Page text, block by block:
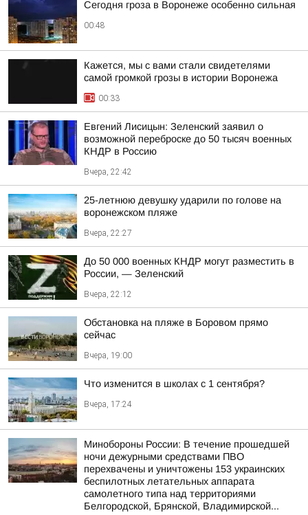
Сегодня гроза в Воронеже особенно сильная
00:48
Кажется, мы с вами стали свидетелями
самой громкой грозы в истории Воронежа
00:33
Евгений Лисицын: Зеленский заявил о
возможной переброске до 50 тысяч военных
КНДР в Россию
Вчера, 22:42
25-летнюю девушку ударили по голове на
воронежском пляже
Вчера, 22:27
До 50 000 военных КНДР могут разместить в
России, — Зеленский
Вчера, 22:12
Обстановка на пляже в Боровом прямо
сейчас
Вчера, 19:00
Что изменится в школах с 1 сентября?
Вчера, 17:24
Минобороны России: В течение прошедшей
ночи дежурными средствами ПВО
перехвачены и уничтожены 153 украинских
беспилотных летательных аппарата
самолетного типа над территориями
Белгородской, Брянской, Владимирской...